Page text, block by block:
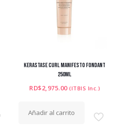
KERASTASE CURL MANIFESTO FONDANT
250ML
RD$2,975.00 (ITBIS Inc.)
Añadir al carrito